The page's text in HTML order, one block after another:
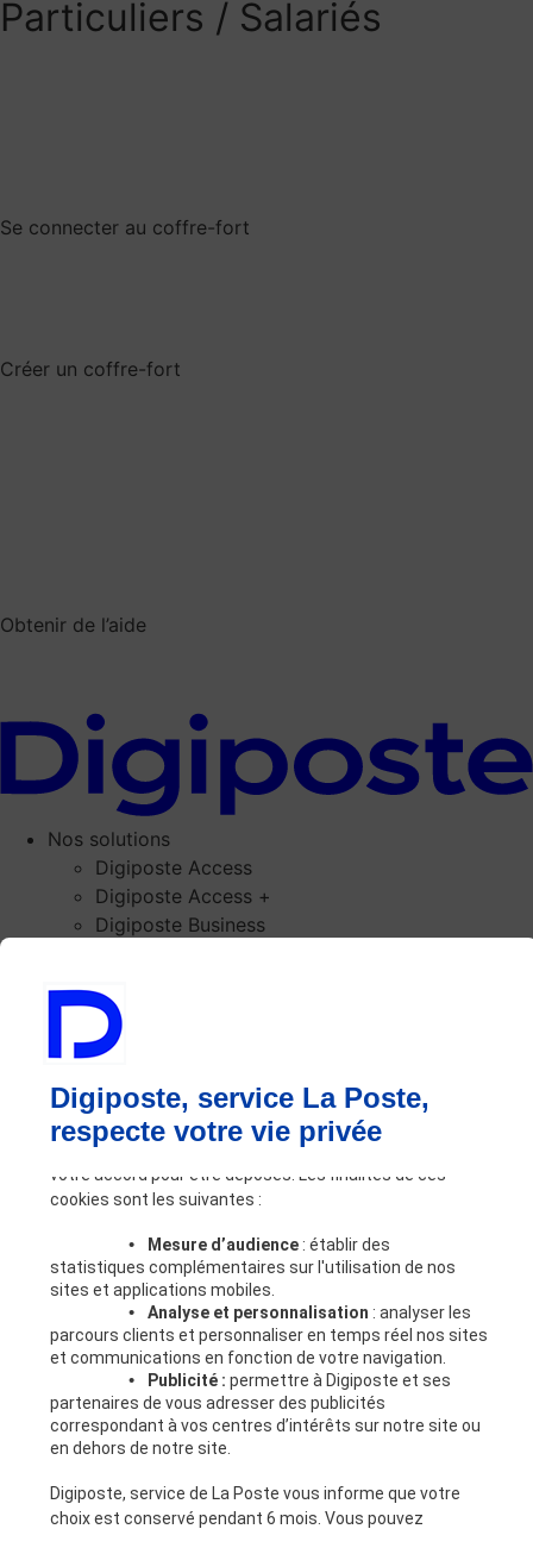
Digiposte, service La Poste,
respecte votre vie privée
Lors de votre navigation sur notre site, nos partenaires
et nous utilisons des cookies dont certains requièrent
votre accord pour être déposés. Les finalités de ces
cookies sont les suivantes :
• Mesure d’audience : établir des
statistiques complémentaires sur l'utilisation de nos
sites et applications mobiles.
•
Analyse et personnalisation : analyser les
parcours clients et personnaliser en temps réel nos sites
et communications en fonction de votre navigation.
•
Publicité : permettre à Digiposte et ses
partenaires de vous adresser des publicités
correspondant à vos centres d’intérêts sur notre site ou
en dehors de notre site.
Digiposte, service de La Poste vous informe que votre
choix est conservé pendant 6 mois. Vous pouvez
Particuliers / Salariés
Se connecter au coffre-fort
Créer un coffre-fort
Obtenir de l’aide
Nos solutions
Digiposte Access
Digiposte Access +
Digiposte Business
Dématérialisation RH
Coffre-fort numérique
Partage sécurisé
Outils RH
Nous connaître
Digiposte
Notre expertise RH
Nos engagements
Nous rejoindre
Partenaires
Devenir partenaire
Ressources
A la une
Blog
Livres blancs
Les APIs Digiposte
Questions fréquentes